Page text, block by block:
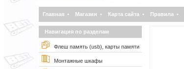
Главная • Магазин • Карта сайта • Правила •
Навигация по разделам
Флеш память (usb), карты памяти
Монтажные шкафы